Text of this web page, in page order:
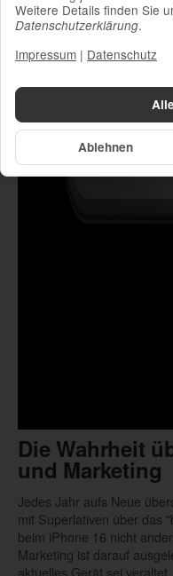
Die Wahrheit
und Marketing
Jedes Jahr aufs Neue
mit Superlativen über das
beim iPhone 16 nicht
Marketing ist darauf
aktuelles Gerät sei veraltet.
Ablehnen
Weitere Details finden Sie
Datenschutzerklärung.
Impressum | Datenschutz